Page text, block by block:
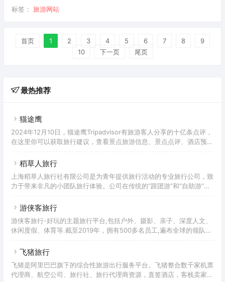
店，客栈卖家等为广大旅游者提供特价机票，酒店预订，客栈查
询，国内外度假信息，门票购买，签证代理，旅游卡券，租车，
担保交易，安全、可靠、有保证。
标签： 旅游网站
首页 1 2 3 4 5 6 7 8
9
10
下一页 尾页
最热推荐
猫途鹰
2024年12月10日，猫途鹰Tripadvisor有旅游客人分享的十亿条点评，
在这里你可以获取旅行建议，查看景点旅游信息、景点点评、酒店预订
值的重要渠道，上猫途鹰制定你的旅游计划吧！ripadvisor（官方中文
4.6亿旅行者获得每次旅行中的更多精彩体验。来自全球的旅行者可通
过猫途鹰(Tripadvisor)网站和App浏览超过860万个住宿、餐厅、景点
稻草人旅行
上海稻草人旅行社有限公司是为青年提供旅行活动的专业旅行公司，致
力于带来非凡的小团队旅行体验。公司在传统的“跟团游”和“自助游”之
行安全隐忧的基础上，融入当地生活，带领年轻人体验原汁原味的真实
游侠客旅行
游侠客旅行-好玩的主题旅行平台,包括户外、摄影、亲子、深度人文、
休闲度假、体育等.截至2019年，拥有500多名员工,遍布全球的领队超
摄影、游侠客体育、游侠客教育及游侠客旅游开发!长安少年游侠客，
林末末创立于2009年，总部位于中国杭州，全球设分站20+，员工
400+，领队8000+，平台注册用户1500万+，年度GMV10亿+。是国
飞猪旅行
飞猪是阿里巴巴旗下的综合性旅游出行服务平台。飞猪整合数千家机票
代理商、航空公司、旅行社、旅行代理商资源，直签酒店，客栈卖家等